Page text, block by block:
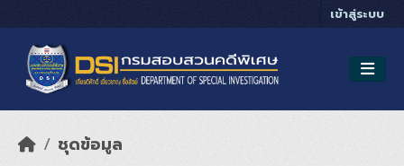
เข้าสู่ระบบ
ชุดข้อมูล